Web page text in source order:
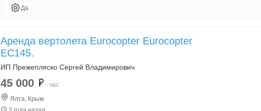
Да
Аренда вертолета Eurocopter Eurocopter
EC145.
ИП Прежепляско Сергей Владимирович
45 000
час
Ялта, Крым